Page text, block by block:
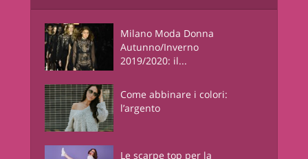
Milano Moda Donna
Autunno/Inverno
2019/2020: il...
Come abbinare i colori:
l’argento
Le scarpe top per la